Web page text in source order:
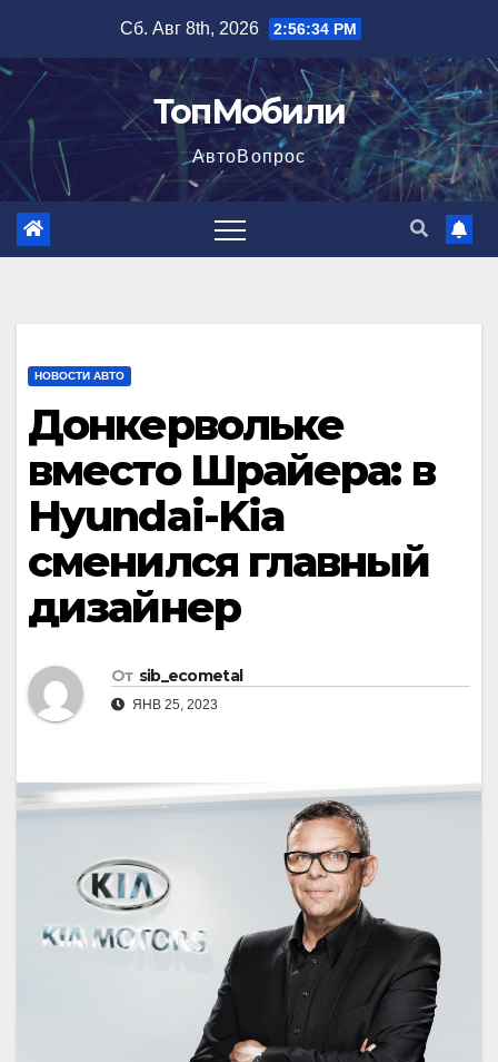
содержимому
Сб. Авг 8th, 2026 2:56:35 PM
ТопМобили
АвтоВопрос
НОВОСТИ АВТО
Донкервольке
вместо Шрайера: в
Hyundai-Kia
сменился главный
дизайнер
От sib_ecometal
ЯНВ 25, 2023